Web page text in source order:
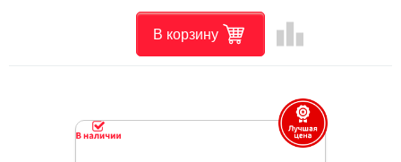
В корзину leaderboard